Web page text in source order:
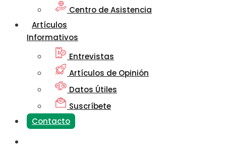
Centro de Asistencia
Artículos
Informativos
Entrevistas
Artículos de Opinión
Datos Útiles
Suscríbete
Contacto